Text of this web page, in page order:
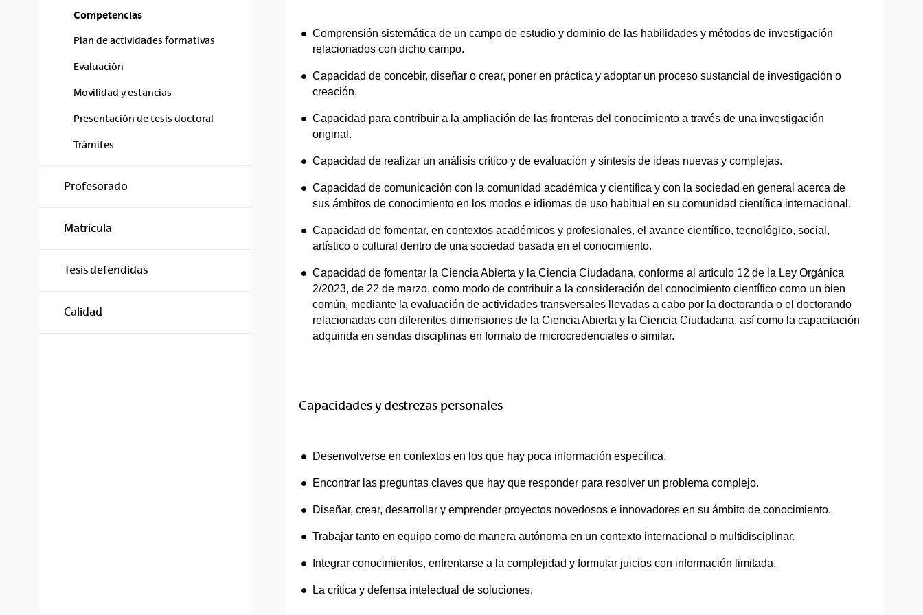
Competencias
Plan de actividades formativas
Evaluación
Movilidad y estancias
Presentación de tesis doctoral
Trámites
Profesorado
Matrícula
Tesis defendidas
Calidad
Comprensión sistemática de un campo de estudio y dominio de las habilidades y métodos de investigación
relacionados con dicho campo.
Capacidad de concebir, diseñar o crear, poner en práctica y adoptar un proceso sustancial de investigación o
creación.
Capacidad para contribuir a la ampliación de las fronteras del conocimiento a través de una investigación
original.
Capacidad de realizar un análisis crítico y de evaluación y síntesis de ideas nuevas y complejas.
Capacidad de comunicación con la comunidad académica y científica y con la sociedad en general acerca de
sus ámbitos de conocimiento en los modos e idiomas de uso habitual en su comunidad científica internacional.
Capacidad de fomentar, en contextos académicos y profesionales, el avance científico, tecnológico, social,
artístico o cultural dentro de una sociedad basada en el conocimiento.
Capacidad de fomentar la Ciencia Abierta y la Ciencia Ciudadana, conforme al artículo 12 de la Ley Orgánica
2/2023, de 22 de marzo, como modo de contribuir a la consideración del conocimiento científico como un bien
común, mediante la evaluación de actividades transversales llevadas a cabo por la doctoranda o el doctorando
relacionadas con diferentes dimensiones de la Ciencia Abierta y la Ciencia Ciudadana, así como la capacitación
adquirida en sendas disciplinas en formato de microcredenciales o similar.
Capacidades y destrezas personales
Desenvolverse en contextos en los que hay poca información específica.
Encontrar las preguntas claves que hay que responder para resolver un problema complejo.
Diseñar, crear, desarrollar y emprender proyectos novedosos e innovadores en su ámbito de conocimiento.
Trabajar tanto en equipo como de manera autónoma en un contexto internacional o multidisciplinar.
Integrar conocimientos, enfrentarse a la complejidad y formular juicios con información limitada.
La crítica y defensa intelectual de soluciones.